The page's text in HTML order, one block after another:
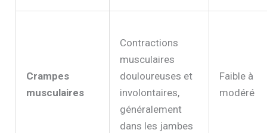
Crampes
musculaires
Contractions
musculaires
douloureuses et
involontaires,
généralement
dans les jambes
Faible à
modéré